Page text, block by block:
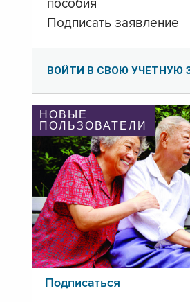
пособия
Подписать заявление
ВОЙТИ В СВОЮ УЧЕТНУЮ
НОВЫЕ
ПОЛЬЗОВАТЕЛИ
Подписаться